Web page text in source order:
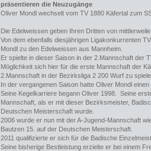
präsentieren die Neuzugänge
Oliver Mondl wechselt vom TV 1880 Käfertal zum
Die Edelweissen geben Ihren Dritten von
Von dem ebenfalls diesjährigen Ligakonkurrenten
Mondl zu den Edelweissen aus Mannheim.
Er spielte in dieser Saison in der 2.Mannschaft der
Möglichkeit sich hier für die erste Mannschaft der
2.Mannschaft in der Bezirksliga 2 200 Wurf zu
In der vergangenen Saison hatte Oliver Mondl einen
Seine Kegelkarriere begann Oliver 1998. Seine
Mannschaft, als er mit dieser Bezirksmeister,
Deutschen Meisterschaft wurde.
2006 wurde er nun mit der A-Jugend-Mannschaft
Bautzen 15. auf der Deutschen Meisterschaft.
2011 qualifizierte er sich für die Badische
Seine bisherige Bestleistung erzielte er bei einem